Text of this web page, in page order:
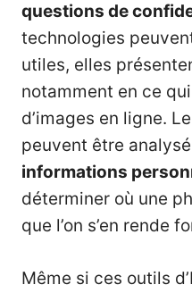
questions de
technologies
utiles, elles
notamment en ce
d’images en ligne.
peuvent être
informations
déterminer où une
que l’on s’en rende
Même si ces outils